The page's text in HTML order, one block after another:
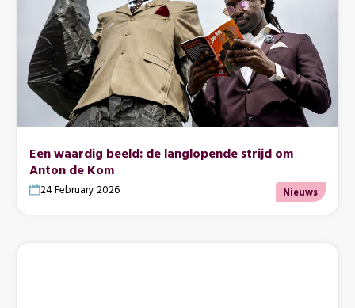
Een waardig beeld: de langlopende strijd om
Anton de Kom
24 February 2026 Nieuws